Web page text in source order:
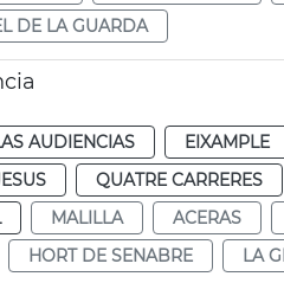
DE LA GUARDA
AUDIENCIAS
EIXAMPLE
QUATRE CARRERES
MALILLA ACERAS
HORT DE SENABRE
LA